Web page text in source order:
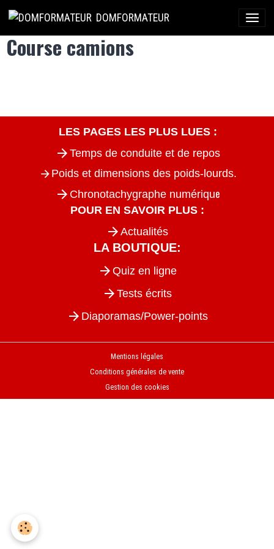
DOMFORMATEUR
Course camions
LES PAGES LES PLUS LUES :
Temps de conduite et de repos
Poids et dimensions des poids-lourds.
Chronotachygraphe numérique
POUR EN SAVOIR PLUS :
Actualités
LA BOUTIQUE:
Quiz en ligne
Tests écrits
Diaporamas/Power-points
Mentions légales
Conditions générales de vente
Gestion des cookies